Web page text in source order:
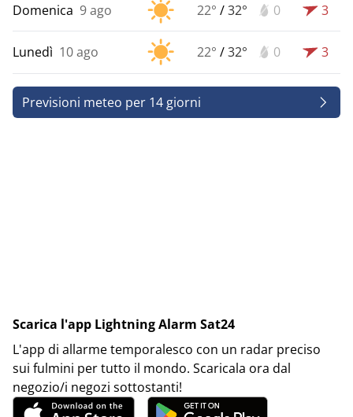
Domenica 9 ago 22° /32° 0 3
Lunedì 10 ago 22° /32° 0 3
Previsioni meteo per 14 giorni
Scarica l'app Lightning Alarm Sat24
L'app di allarme temporalesco con un radar preciso
sui fulmini per tutto il mondo. Scaricala ora dal
negozio/i negozi sottostanti!